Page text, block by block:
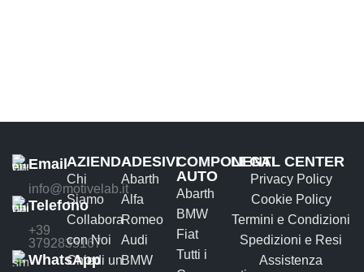
Email
info@motivelab.it
Telefono
+39
3792835167
WhatsApp
AZIENDA
Chi
Siamo
Collabora
con Noi
Chiedi un
ADESIVI
Abarth
Alfa
Romeo
Audi
BMW
COMPONENTI
AUTO
Abarth
BMW
Fiat
Tutti i
LEGAL CENTER
Privacy Policy
Cookie Policy
Termini e Condizioni
Spedizioni e Resi
Assistenza